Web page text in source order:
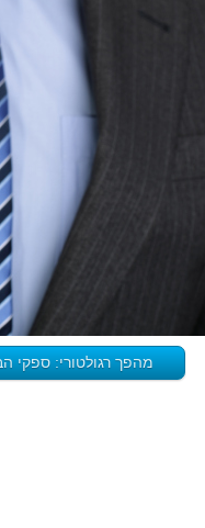
מהפך רגולטורי: ספקי